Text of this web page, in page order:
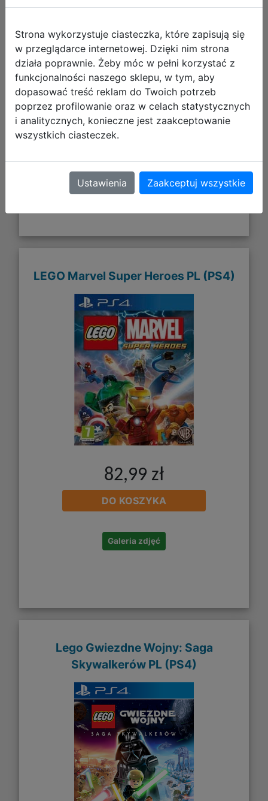
82,99 zł
DO KOSZYKA
LEGO Marvel Super Heroes PL (PS4)
82,99 zł
DO KOSZYKA
Galeria zdjęć
Lego Gwiezdne Wojny: Saga
Skywalkerów PL (PS4)
Strona wykorzystuje ciasteczka, które zapisują się
w przeglądarce internetowej. Dzięki nim strona
działa poprawnie. Żeby móc w pełni korzystać z
funkcjonalności naszego sklepu, w tym, aby
dopasować treść reklam do Twoich potrzeb
poprzez profilowanie oraz w celach statystycznych
i analitycznych, konieczne jest zaakceptowanie
wszystkich ciasteczek.
Ustawienia Zaakceptuj wszystkie